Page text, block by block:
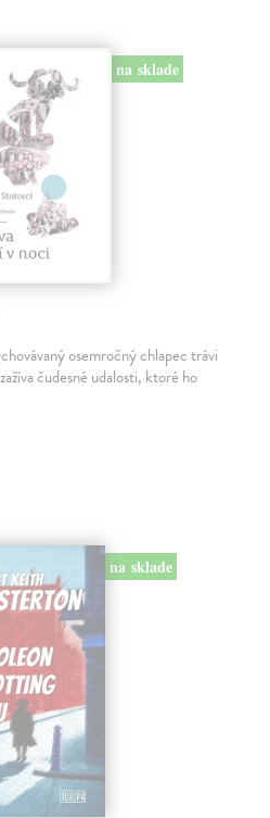
na sklade
osemročný chlapec trávi
čudesné udalosti, ktoré ho
na sklade